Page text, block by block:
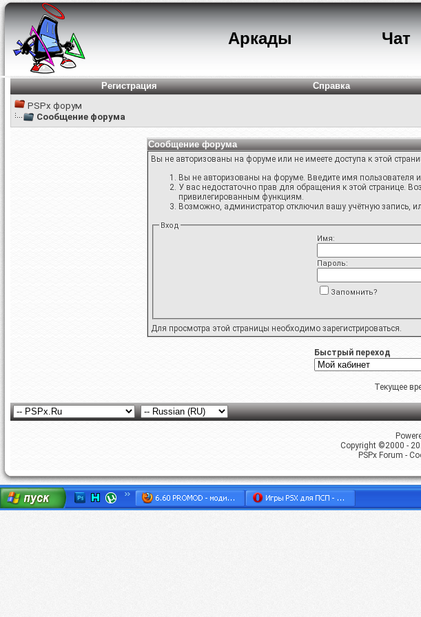
Аркады Чат
Регистрация Справка
PSPx форум
Сообщение форума
Сообщение форума
Вы не авторизованы на форуме или не имеете доступа к этой
Вы не авторизованы на форуме. Введите имя пользователя
У вас недостаточно прав для обращения к этой странице.
привилегированным функциям.
Возможно, администратор отключил вашу учётную запись,
Вход
Имя:
Пароль:
Запомнить?
Для просмотра этой страницы необходимо зарегистрироваться.
Быстрый переход
Текущее
Copyright ©2000 -
PSPx Forum -